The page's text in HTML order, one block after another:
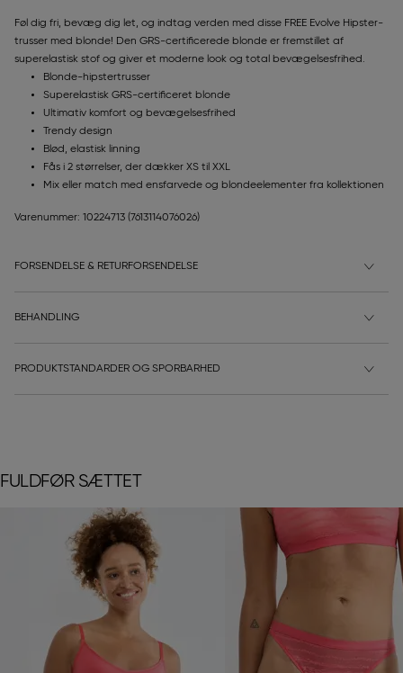
Føl dig fri, bevæg dig let, og indtag verden med disse FREE Evolve Hipster-
trusser med blonde! Den GRS-certificerede blonde er fremstillet af
superelastisk stof og giver et moderne look og total bevægelsesfrihed.
Blonde-hipstertrusser
Superelastisk GRS-certificeret blonde
Ultimativ komfort og bevægelsesfrihed
Trendy design
Blød, elastisk linning
Fås i 2 størrelser, der dækker XS til XXL
Mix eller match med ensfarvede og blondeelementer fra kollektionen
Varenummer: 10224713 (7613114076026)
FORSENDELSE & RETURFORSENDELSE
BEHANDLING
PRODUKTSTANDARDER OG SPORBARHED
FULDFØR SÆTTET